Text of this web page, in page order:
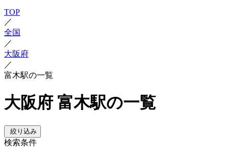
TOP
／
全国
／
大阪府
／
富木駅の一覧
大阪府 富木駅の一覧
絞り込み
検索条件